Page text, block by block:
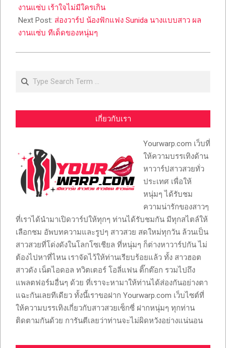
18
งานแซ่บ เร้าใจไม่มีใครเกิน
Next Post: ส่องวาร์ป น้องฟักแฟง Sunida นางแบบสาว ผล
งานแซ่บ ทีเด็ดของหนุ่มๆ
Search
เกี่ยวกับเรา
Yourwarp.com เว็บที่
ให้ความบรรเทิงด้าน
หาวาร์ปสาวสวยทั่ว
ประเทศ เพื่อให้
หนุ่มๆ ได้รับชม
ความน่ารักของสาวๆ
ที่เราได้นำมาเปิดวาร์ปให้ทุกๆ ท่านได้รับชมกัน มีทุกสไตล์ให้
เลือกชม อัพบทความและรูปๆ สาวสวย สดใหม่ทุกวัน ล้วนเป็น
สาวสวยที่โด่งดังในโลกโซเชียล ที่หนุ่มๆ ก็ต่างหาวาร์ปกัน ไม่
ต้องไปหาที่ไหน เราจัดไว้ให้ท่านเรียบร้อยแล้ว ทั้ง สาวฮอต
สาวดัง เน็ตไอดอล ทวิตเตอร์ โอลี่แฟน ติ๊กต๊อก รวมไปถึง
แพลตฟอร์มอื่นๆ ด้วย ที่เราจะหามาให้ท่านได้ส่องกันอย่างตา
แฉะกันเลยทีเดียว ทั้งนี้เราขอฝาก Yourwarp.com เว็บไซต์ที่
ให้ความบรรเทิงเกี่ยวกับสาวสวยเซ็กซี่ ฝากหนุ่มๆ ทุกท่าน
ติดตามกันด้วย การันตีเลยว่าท่านจะไม่ผิดหวังอย่างแน่นอน